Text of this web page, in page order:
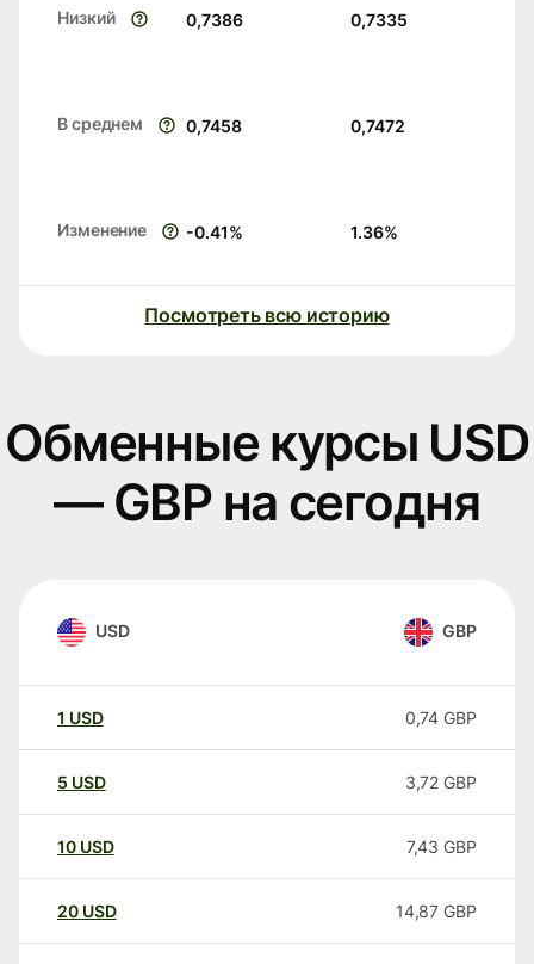
Низкий 0,7386 0,7335
В среднем 0,7458 0,7472
Изменение -0.41% 1.36%
Посмотреть всю историю
Обменные курсы USD
— GBP на сегодня
USD GBP
1 USD 0,74 GBP
5 USD 3,72 GBP
10 USD 7,43 GBP
20 USD 14,87 GBP